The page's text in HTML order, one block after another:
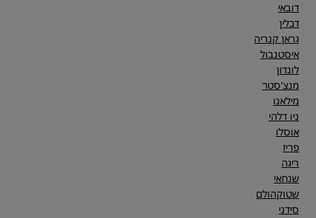
דובאי
דבלין
גראן קנריה
איסטנבול
לונדון
מנצ'סטר
מילאנו
ניו דלהי
אוסלו
פריז
ריגה
שנחאי
שטוקהולם
סידני